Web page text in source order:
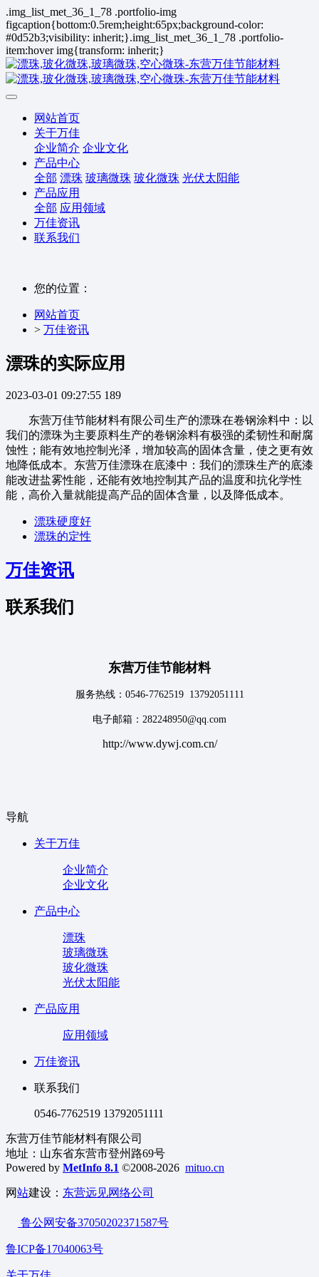
.img_list_met_36_1_78 .portfolio-img
figcaption{bottom:0.5rem;height:65px;background-color:
#0d52b3;visibility: inherit;}.img_list_met_36_1_78 .portfolio-
item:hover img{transform: inherit;}
网站首页
关于万佳
企业简介 企业文化
产品中心
全部 漂珠 玻璃微珠 玻化微珠 光伏太阳能
产品应用
全部 应用领域
万佳资讯
联系我们
您的位置：
网站首页
> 万佳资讯
漂珠的实际应用
2023-03-01 09:27:55 189
东营万佳节能材料有限公司生产的漂珠在卷钢涂料中：以
我们的漂珠为主要原料生产的卷钢涂料有极强的柔韧性和耐腐
蚀性；能有效地控制光泽，增加较高的固体含量，使之更有效
地降低成本。东营万佳漂珠在底漆中：我们的漂珠生产的底漆
能改进盐雾性能，还能有效地控制其产品的温度和抗化学性
能，高价入量就能提高产品的固体含量，以及降低成本。
漂珠硬度好
漂珠的定性
万佳资讯
联系我们
东营万佳节能材料
服务热线：0546-7762519 13792051111
电子邮箱：282248950@qq.com
http://www.dywj.com.cn/
导航
关于万佳
企业简介
企业文化
产品中心
漂珠
玻璃微珠
玻化微珠
光伏太阳能
产品应用
应用领域
万佳资讯
联系我们
0546-7762519 13792051111
东营万佳节能材料有限公司
地址：山东省东营市登州路69号
Powered by MetInfo 8.1 ©2008-2026 mituo.cn
网站建设： 东营远见网络公司
鲁公网安备37050202371587号
鲁ICP备17040063号